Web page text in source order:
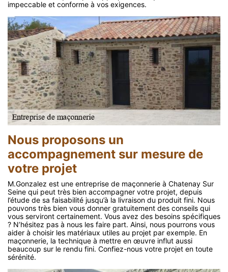
impeccable et conforme à vos exigences.
Nous proposons un
accompagnement sur mesure de
votre projet
M.Gonzalez est une entreprise de maçonnerie à Chatenay Sur
Seine qui peut très bien accompagner votre projet, depuis
l’étude de sa faisabilité jusqu’à la livraison du produit fini. Nous
pouvons très bien vous donner gratuitement des conseils qui
vous serviront certainement. Vous avez des besoins spécifiques
? N’hésitez pas à nous les faire part. Ainsi, nous pourrons vous
aider à choisir les matériaux utiles au projet par exemple. En
maçonnerie, la technique à mettre en œuvre influt aussi
beaucoup sur le rendu fini. Confiez-nous votre projet en toute
sérénité.